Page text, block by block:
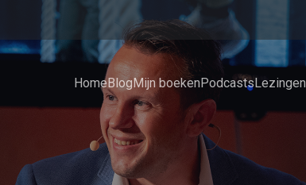
HomeBlogMijn boekenPodcastsLezingen